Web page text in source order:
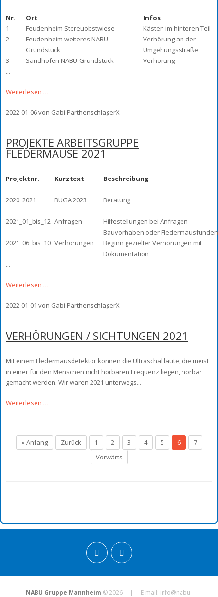
Nr. Ort
Infos
1
Feudenheim Stereuobstwiese
Kästen im hinteren Teil
2
Feudenheim weiteres NABU-
Grundstück
Verhörung an der
Umgehungsstraße
3
Sandhofen NABU-Grundstück
Verhörung
...
Weiterlesen …
2022-01-06von Gabi ParthenschlagerX
PROJEKTE ARBEITSGRUPPE
FLEDERMÄUSE 2021
Projektnr. Kurztext Beschreibung
2020_2021 BUGA 2023 Beratung
2021_01_bis_12 Anfragen
Hilfestellungen bei Anfragen
Bauvorhaben oder Fledermausfunden
2021_06_bis_10 Verhörungen
Beginn gezielter Verhörungen mit
Dokumentation
...
Weiterlesen …
2022-01-01 von Gabi ParthenschlagerX
VERHÖRUNGEN / SICHTUNGEN 2021
Mit einem Fledermausdetektor können die Ultraschalllaute, die meist
in einer für den Menschen nicht hörbaren Frequenz liegen, hörbar
gemacht werden. Wir waren 2021 unterwegs...
Weiterlesen …
« Anfang Zurück 1 2 3 4 5 6
7
Vorwärts
NABU Gruppe Mannheim © 2026 | E-mail: info@nabu-